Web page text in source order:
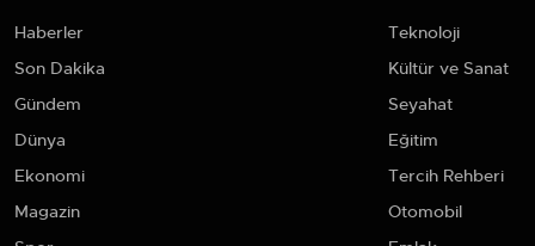
Haberler
Son Dakika
Gündem
Dünya
Ekonomi
Magazin
Teknoloji
Kültür ve Sanat
Seyahat
Eğitim
Tercih Rehberi
Otomobil